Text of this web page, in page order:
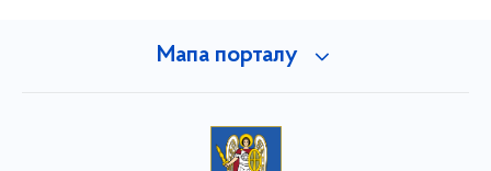
Мапа порталу